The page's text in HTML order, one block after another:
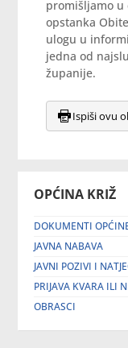
OPĆINA KRIŽ
DOKUMENTI
JAVNA NABAVA
JAVNI POZIVI I
PRIJAVA KVARA ILI
OBRASCI
promišljamo
opstanka
ulogu u
jedna od
županije.
Ispiši ovu